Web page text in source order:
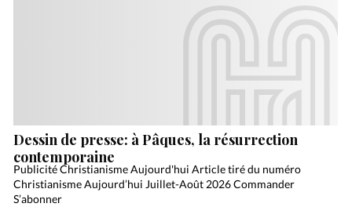
Dessin de presse: à Pâques, la résurrection
contemporaine
Publicité Christianisme Aujourd'hui Article tiré du numéro
Christianisme Aujourd’hui Juillet-Août 2026 Commander
S’abonner